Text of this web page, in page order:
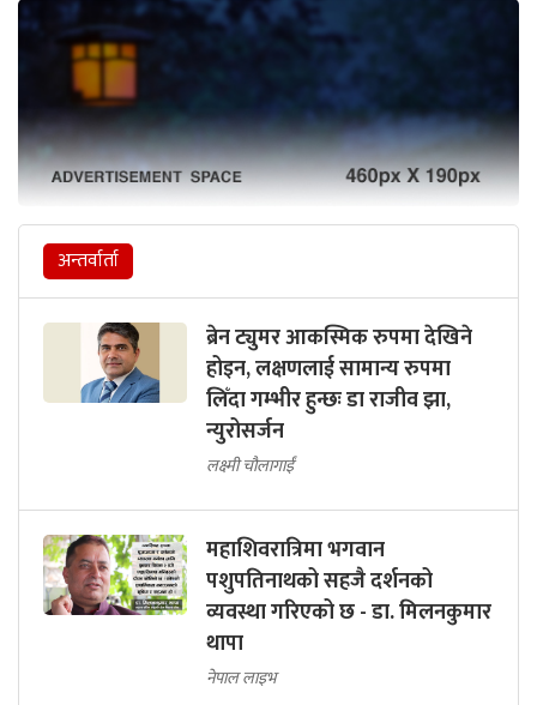
अन्तर्वार्ता
ब्रेन ट्युमर आकस्मिक रुपमा देखिने
होइन, लक्षणलाई सामान्य रुपमा
लिँदा गम्भीर हुन्छः डा राजीव झा,
न्युरोसर्जन
लक्ष्मी चौलागाईं
महाशिवरात्रिमा भगवान
पशुपतिनाथको सहजै दर्शनको
व्यवस्था गरिएको छ - डा. मिलनकुमार
थापा
नेपाल लाइभ